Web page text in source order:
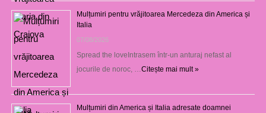
Mulțumiri pentru vrăjitoarea Mercedeza din America și
Italia
07/08/2026
Spread the loveIntrasem într-un anturaj nefast al
jocurile de noroc, …Citește mai mult »
Mulțumiri din America și Italia adresate doamnei